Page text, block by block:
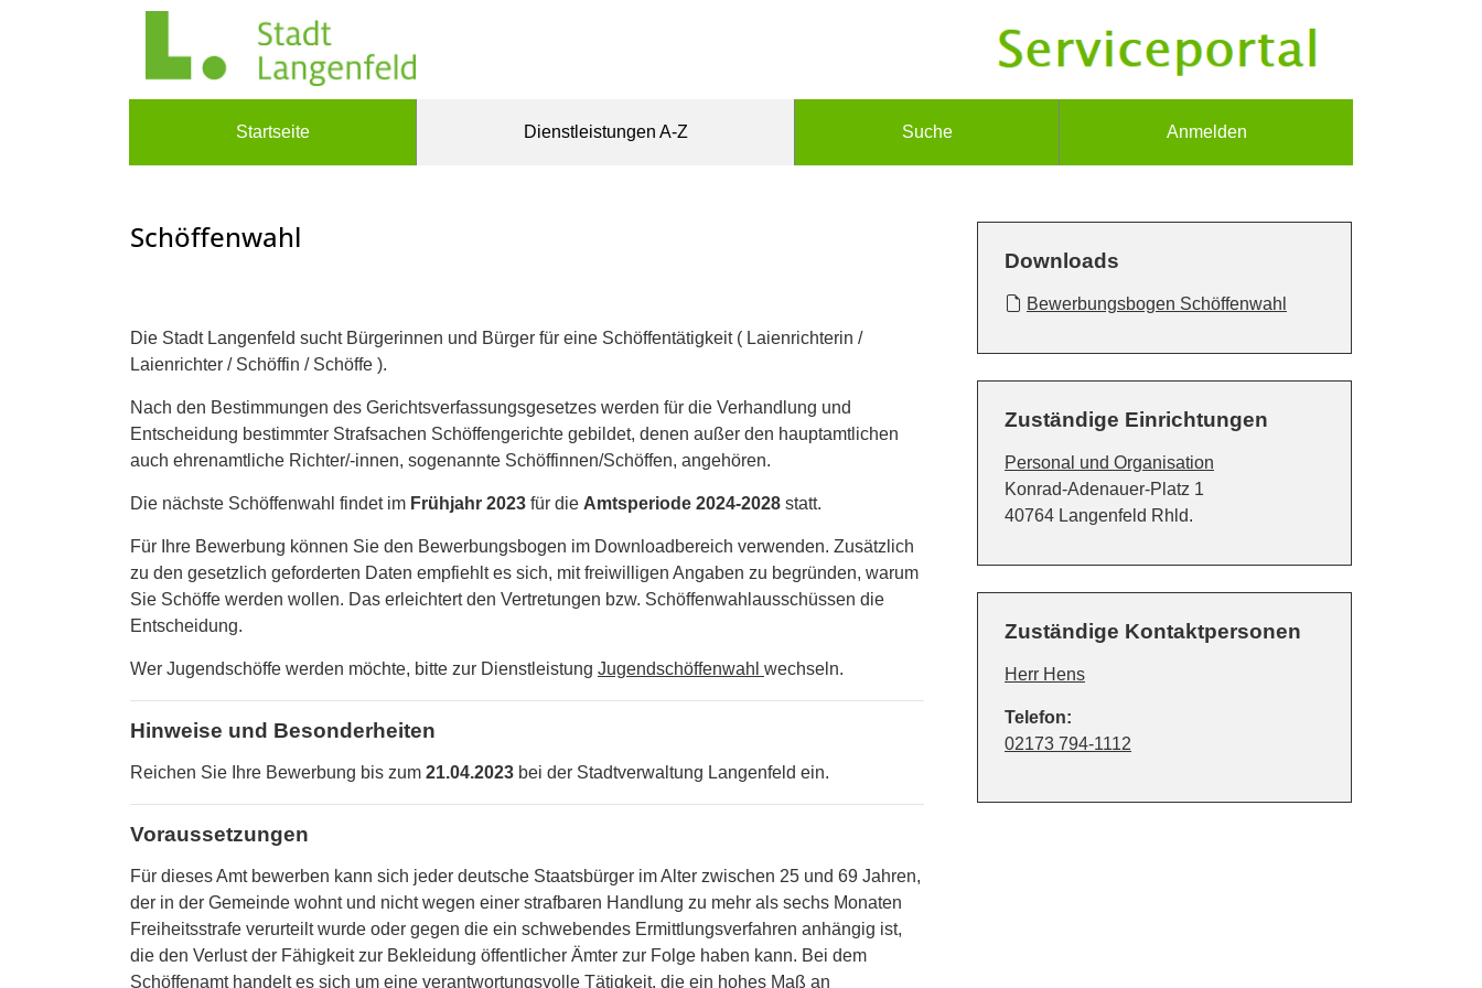
Startseite Dienstleistungen A-Z Suche Anmelden
Schöffenwahl
Beschreibung
Die Stadt Langenfeld sucht Bürgerinnen und Bürger für eine Schöffentätigkeit ( Laienrichterin /
Laienrichter / Schöffin / Schöffe ).
Nach den Bestimmungen des Gerichtsverfassungsgesetzes werden für die Verhandlung und
Entscheidung bestimmter Strafsachen Schöffengerichte gebildet, denen außer den hauptamtlichen
auch ehrenamtliche Richter/-innen, sogenannte Schöffinnen/Schöffen, angehören.
Die nächste Schöffenwahl findet im Frühjahr 2023 für die Amtsperiode 2024-2028 statt.
Für Ihre Bewerbung können Sie den Bewerbungsbogen im Downloadbereich verwenden. Zusätzlich
zu den gesetzlich geforderten Daten empfiehlt es sich, mit freiwilligen Angaben zu begründen, warum
Sie Schöffe werden wollen. Das erleichtert den Vertretungen bzw. Schöffenwahlausschüssen die
Entscheidung.
Wer Jugendschöffe werden möchte, bitte zur Dienstleistung Jugendschöffenwahl wechseln.
Hinweise und Besonderheiten
Reichen Sie Ihre Bewerbung bis zum 21.04.2023 bei der Stadtverwaltung Langenfeld ein.
Voraussetzungen
Für dieses Amt bewerben kann sich jeder deutsche Staatsbürger im Alter zwischen 25 und 69 Jahren,
der in der Gemeinde wohnt und nicht wegen einer strafbaren Handlung zu mehr als sechs Monaten
Freiheitsstrafe verurteilt wurde oder gegen die ein schwebendes Ermittlungsverfahren anhängig ist,
die den Verlust der Fähigkeit zur Bekleidung öffentlicher Ämter zur Folge haben kann. Bei dem
Schöffenamt handelt es sich um eine verantwortungsvolle Tätigkeit, die ein hohes Maß an
Downloads
Bewerbungsbogen Schöffenwahl
Zuständige Einrichtungen
Personal und Organisation
Straße:
Konrad-Adenauer-Platz Hausnummer:
1
PLZ:
40764 Ort:
Langenfeld Rhld.
Zuständige Kontaktpersonen
Herr Hens
Telefon:
02173 794-1112